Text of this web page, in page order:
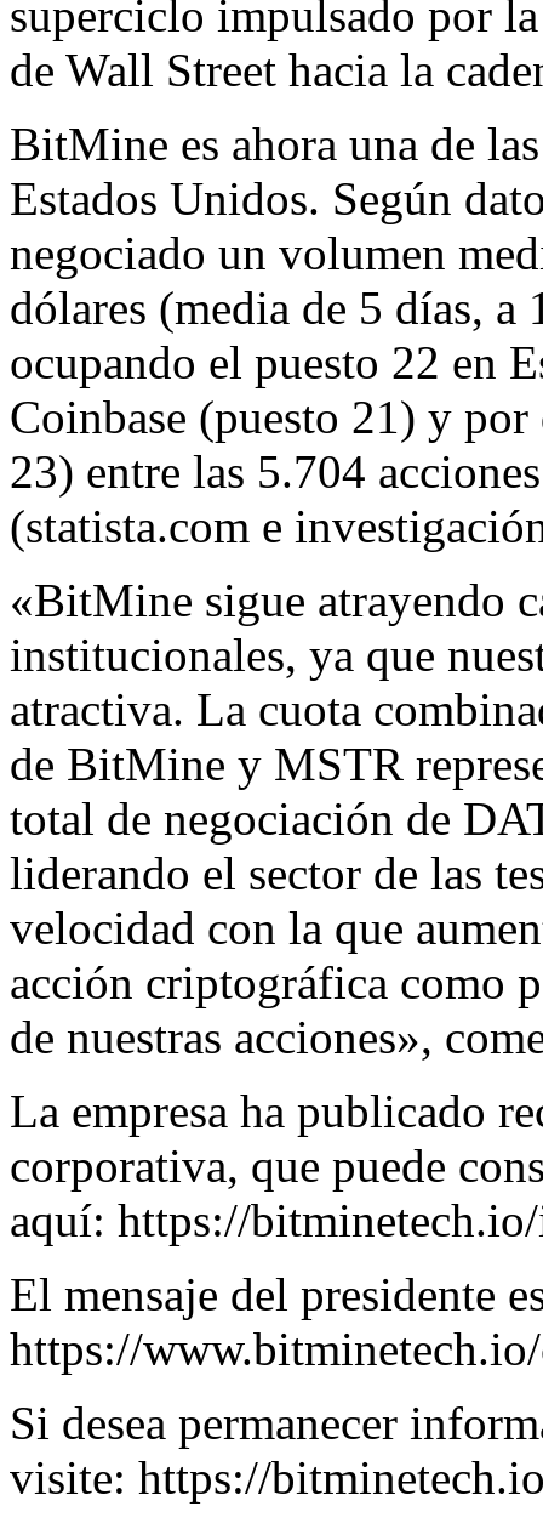
superciclo impulsado por
de Wall Street hacia la
BitMine es ahora una de
Estados Unidos. Según
negociado un volumen
dólares (media de 5 días, a
ocupando el puesto 22 en
Coinbase (puesto 21) y
23) entre las 5.704
(statista.com e
«BitMine sigue atrayendo
institucionales, ya que
atractiva. La cuota
de BitMine y MSTR
total de negociación de
liderando el sector de las
velocidad con la que
acción criptográfica como
de nuestras acciones»,
La empresa ha publicado
corporativa, que puede
aquí: https://
El mensaje del presidente
https://www.bitminetech.io/
Si desea permanecer
visite: https://